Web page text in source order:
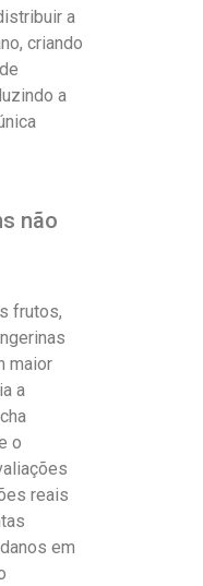
a
criando
a
não
frutos,
maior
a
o
reais
em